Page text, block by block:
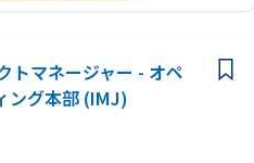
トマネージャー - オペ
ング本部 (IMJ)